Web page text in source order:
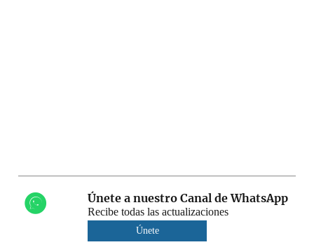
Únete a nuestro Canal de WhatsApp
Recibe todas las actualizaciones
Únete